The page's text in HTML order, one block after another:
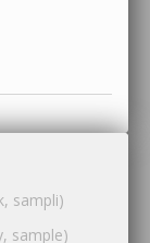
sampli)
sample)